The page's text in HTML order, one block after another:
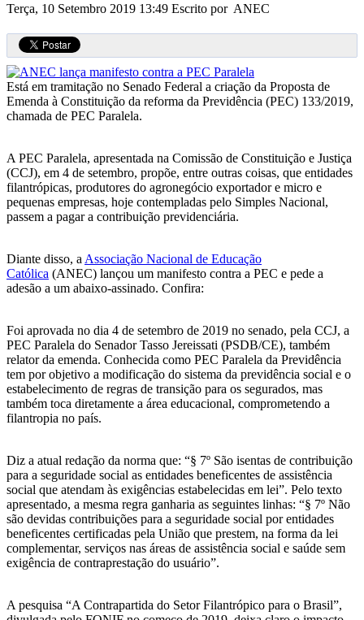
Terça, 10 Setembro 2019 13:49 Escrito por ANEC
Está em tramitação no Senado Federal a criação da Proposta de
Emenda à Constituição da reforma da Previdência (PEC) 133/2019,
chamada de PEC Paralela.
A PEC Paralela, apresentada na Comissão de Constituição e Justiça
(CCJ), em 4 de setembro, propõe, entre outras coisas, que entidades
filantrópicas, produtores do agronegócio exportador e micro e
pequenas empresas, hoje contempladas pelo Simples Nacional,
passem a pagar a contribuição previdenciária.
Diante disso, a Associação Nacional de Educação
Católica (ANEC) lançou um manifesto contra a PEC e pede a
adesão a um abaixo-assinado. Confira:
Foi aprovada no dia 4 de setembro de 2019 no senado, pela CCJ, a
PEC Paralela do Senador Tasso Jereissati (PSDB/CE), também
relator da emenda. Conhecida como PEC Paralela da Previdência
tem por objetivo a modificação do sistema da previdência social e o
estabelecimento de regras de transição para os segurados, mas
também toca diretamente a área educacional, comprometendo a
filantropia no país.
Diz a atual redação da norma que: “§ 7º São isentas de contribuição
para a seguridade social as entidades beneficentes de assistência
social que atendam às exigências estabelecidas em lei”. Pelo texto
apresentado, a mesma regra ganharia as seguintes linhas: “§ 7º Não
são devidas contribuições para a seguridade social por entidades
beneficentes certificadas pela União que prestem, na forma da lei
complementar, serviços nas áreas de assistência social e saúde sem
exigência de contraprestação do usuário”.
A pesquisa “A Contrapartida do Setor Filantrópico para o Brasil”,